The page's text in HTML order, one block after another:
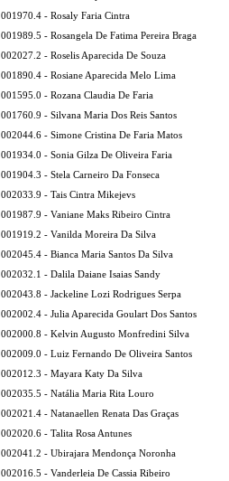
001970.4 - Rosaly Faria Cintra
001989.5 - Rosangela De Fatima Pereira Braga
002027.2 - Roselis Aparecida De Souza
001890.4 - Rosiane Aparecida Melo Lima
001595.0 - Rozana Claudia De Faria
001760.9 - Silvana Maria Dos Reis Santos
002044.6 - Simone Cristina De Faria Matos
001934.0 - Sonia Gilza De Oliveira Faria
001904.3 - Stela Carneiro Da Fonseca
002033.9 - Tais Cintra Mikejevs
001987.9 - Vaniane Maks Ribeiro Cintra
001919.2 - Vanilda Moreira Da Silva
002045.4 - Bianca Maria Santos Da Silva
002032.1 - Dalila Daiane Isaias Sandy
002043.8 - Jackeline Lozi Rodrigues Serpa
002002.4 - Julia Aparecida Goulart Dos Santos
002000.8 - Kelvin Augusto Monfredini Silva
002009.0 - Luiz Fernando De Oliveira Santos
002012.3 - Mayara Katy Da Silva
002035.5 - Natália Maria Rita Louro
002021.4 - Natanaellen Renata Das Graças
002020.6 - Talita Rosa Antunes
002041.2 - Ubirajara Mendonça Noronha
002016.5 - Vanderleia De Cassia Ribeiro